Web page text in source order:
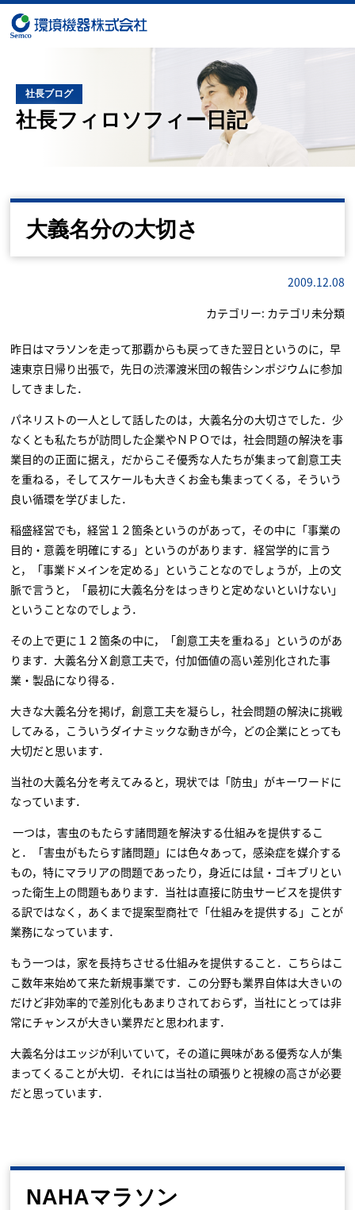
社長ブログ
社長フィロソフィー日記
大義名分の大切さ
2009.12.08
カテゴリー: カテゴリ未分類
昨日はマラソンを走って那覇からも戻ってきた翌日というのに，早
速東京日帰り出張で，先日の渋澤渡米団の報告シンポジウムに参加
してきました．
パネリストの一人として話したのは，大義名分の大切さでした．少
なくとも私たちが訪問した企業やＮＰＯでは，社会問題の解決を事
業目的の正面に据え，だからこそ優秀な人たちが集まって創意工夫
を重ねる，そしてスケールも大きくお金も集まってくる，そういう
良い循環を学びました．
稲盛経営でも，経営１２箇条というのがあって，その中に「事業の
目的・意義を明確にする」というのがあります．経営学的に言う
と，「事業ドメインを定める」ということなのでしょうが，上の文
脈で言うと，「最初に大義名分をはっきりと定めないといけない」
ということなのでしょう．
その上で更に１２箇条の中に，「創意工夫を重ねる」というのがあ
ります．大義名分Ｘ創意工夫で，付加価値の高い差別化された事
業・製品になり得る．
大きな大義名分を掲げ，創意工夫を凝らし，社会問題の解決に挑戦
してみる，こういうダイナミックな動きが今，どの企業にとっても
大切だと思います．
当社の大義名分を考えてみると，現状では「防虫」がキーワードに
なっています．
一つは，害虫のもたらす諸問題を解決する仕組みを提供するこ
と．「害虫がもたらす諸問題」には色々あって，感染症を媒介する
もの，特にマラリアの問題であったり，身近には鼠・ゴキブリとい
った衛生上の問題もあります．当社は直接に防虫サービスを提供す
る訳ではなく，あくまで提案型商社で「仕組みを提供する」ことが
業務になっています．
もう一つは，家を長持ちさせる仕組みを提供すること．こちらはこ
こ数年来始めて来た新規事業です．この分野も業界自体は大きいの
だけど非効率的で差別化もあまりされておらず，当社にとっては非
常にチャンスが大きい業界だと思われます．
大義名分はエッジが利いていて，その道に興味がある優秀な人が集
まってくることが大切．それには当社の頑張りと視線の高さが必要
だと思っています．
NAHAマラソン